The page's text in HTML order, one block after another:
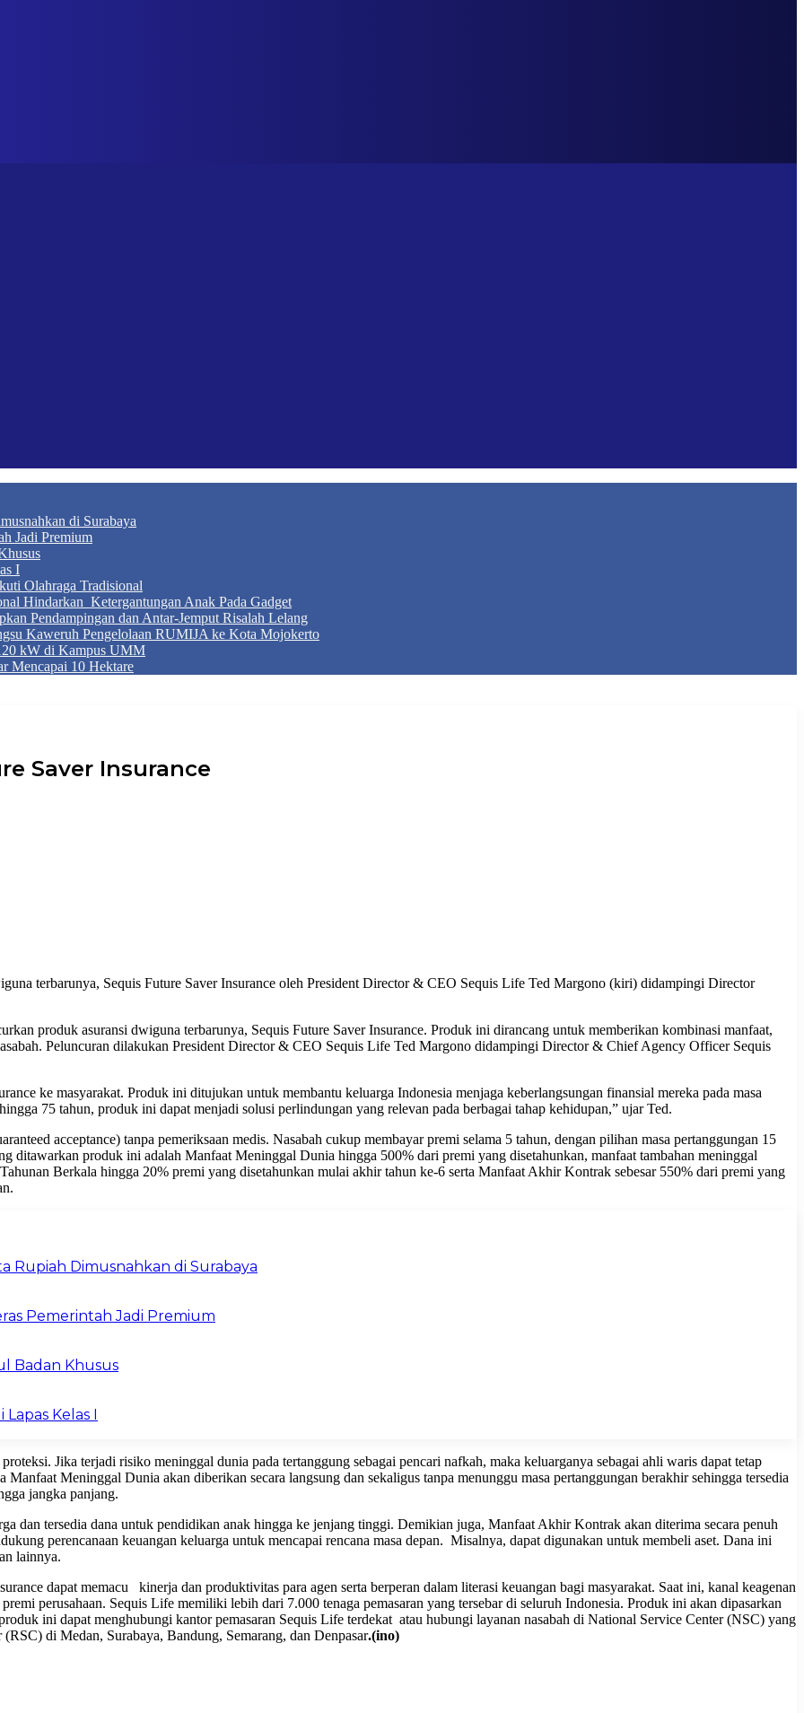
di Surabaya
Jadi Premium
I
Olahraga Tradisional
Hindarkan Ketergantungan Anak Pada Gadget
Pendampingan dan Antar-Jemput Risalah Lelang
Kaweruh Pengelolaan RUMIJA ke Kota Mojokerto
kW di Kampus UMM
Mencapai 10 Hektare
Saver Insurance
terbarunya, Sequis Future Saver Insurance oleh President Director & CEO Sequis Life Ted Margono (kiri) didampingi Director
produk asuransi dwiguna terbarunya, Sequis Future Saver Insurance. Produk ini dirancang untuk memberikan kombinasi manfaat,
Peluncuran dilakukan President Director & CEO Sequis Life Ted Margono didampingi Director & Chief Agency Officer Sequis
ke masyarakat. Produk ini ditujukan untuk membantu keluarga Indonesia menjaga keberlangsungan finansial mereka pada masa
75 tahun, produk ini dapat menjadi solusi perlindungan yang relevan pada berbagai tahap kehidupan,” ujar Ted.
acceptance) tanpa pemeriksaan medis. Nasabah cukup membayar premi selama 5 tahun, dengan pilihan masa pertanggungan 15
ditawarkan produk ini adalah Manfaat Meninggal Dunia hingga 500% dari premi yang disetahunkan, manfaat tambahan meninggal
Berkala hingga 20% premi yang disetahunkan mulai akhir tahun ke-6 serta Manfaat Akhir Kontrak sebesar 550% dari premi yang
Rupiah Dimusnahkan di Surabaya
Pemerintah Jadi Premium
Badan Khusus
Kelas I
Jika terjadi risiko meninggal dunia pada tertanggung sebagai pencari nafkah, maka keluarganya sebagai ahli waris dapat tetap
Manfaat Meninggal Dunia akan diberikan secara langsung dan sekaligus tanpa menunggu masa pertanggungan berakhir sehingga tersedia
jangka panjang.
dan tersedia dana untuk pendidikan anak hingga ke jenjang tinggi. Demikian juga, Manfaat Akhir Kontrak akan diterima secara penuh
perencanaan keuangan keluarga untuk mencapai rencana masa depan. Misalnya, dapat digunakan untuk membeli aset. Dana ini
lainnya.
dapat memacu kinerja dan produktivitas para agen serta berperan dalam literasi keuangan bagi masyarakat. Saat ini, kanal keagenan
perusahaan. Sequis Life memiliki lebih dari 7.000 tenaga pemasaran yang tersebar di seluruh Indonesia. Produk ini akan dipasarkan
ini dapat menghubungi kantor pemasaran Sequis Life terdekat atau hubungi layanan nasabah di National Service Center (NSC) yang
di Medan, Surabaya, Bandung, Semarang, dan Denpasar.(ino)